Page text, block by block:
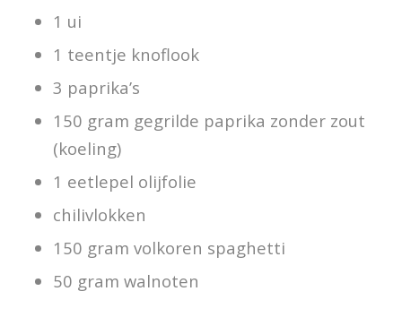
1 ui
1 teentje knoflook
3 paprika’s
150 gram gegrilde paprika zonder zout
(koeling)
1 eetlepel olijfolie
chilivlokken
150 gram volkoren spaghetti
50 gram walnoten